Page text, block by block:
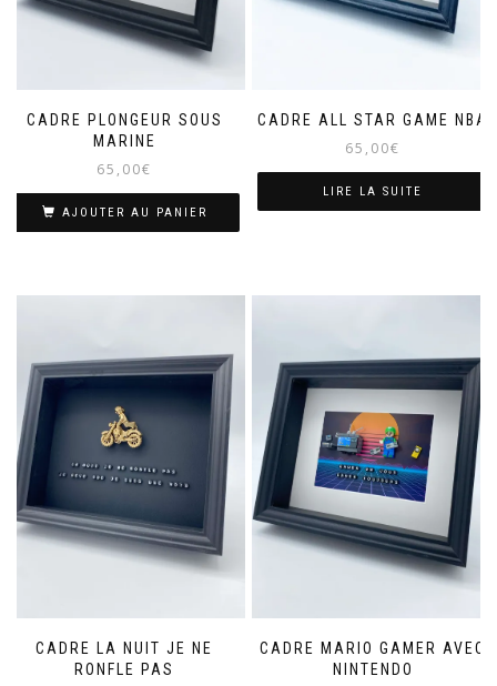
CADRE PLONGEUR SOUS
MARINE
65,00€
AJOUTER AU PANIER
CADRE ALL STAR GAME NBA
65,00€
LIRE LA SUITE
CADRE LA NUIT JE NE
RONFLE PAS
CADRE MARIO GAMER AVEC
NINTENDO